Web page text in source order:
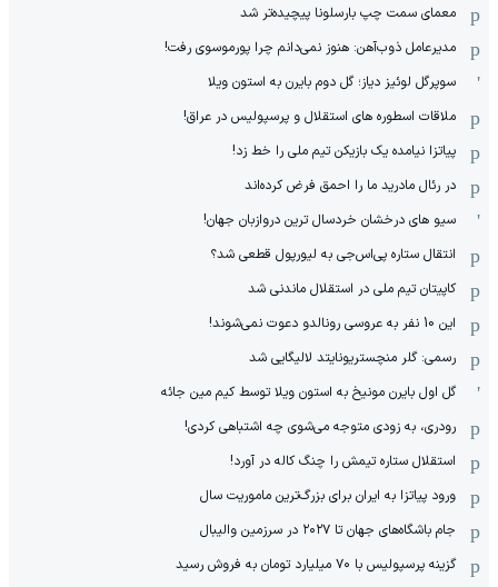
معمای سمت چپ بارسلونا پیچیده‌تر شد
مدیرعامل ذوب‌آهن: هنوز نمی‌دانم چرا پورموسوی رفت!
سوپرگل لوئیز دیاز؛ گل دوم بایرن به استون ویلا
ملاقات اسطوره های استقلال و پرسپولیس در عراق!
پیاتزا نیامده یک بازیکن تیم ملی را خط زد!
در رئال مادرید ما را احمق فرض کرده‌اند
سیو های درخشان خردسال ترین دروازبان جهان!
انتقال ستاره پی‌اس‌جی به لیورپول قطعی شد؟
کاپیتان تیم ملی در استقلال ماندنی شد
این 10 نفر به عروسی رونالدو دعوت نمی‌شوند!
رسمی: گلر منچستریونایتد لالیگایی شد
گل اول بایرن مونیخ به استون ویلا توسط کیم مین جائه
رودری، به زودی متوجه می‌شوی چه اشتباهی کردی!
استقلال ستاره تیمش را چنگ کاله در آورد!
ورود پیاتزا به ایران برای بزرگ‌ترین ماموریت سال
جام باشگاه‌های جهان تا ۲۰۲۷ در سرزمین والیبال
گزینه پرسپولیس با ۷۰ میلیارد تومان به فروش رسید